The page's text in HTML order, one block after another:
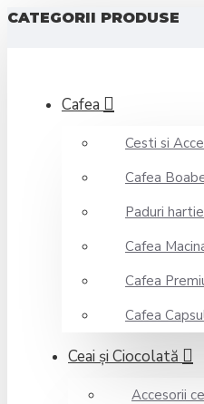
CATEGORII PRODUSE
Cafea
Cesti si
Cafea
Paduri hartie
Cafea
Cafea
Cafea
Ceai şi Ciocolată
Accesorii